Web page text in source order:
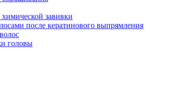
завивки
после кератинового выпрямления
головы